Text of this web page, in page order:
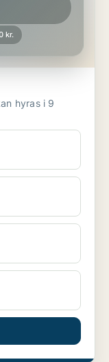
kr.